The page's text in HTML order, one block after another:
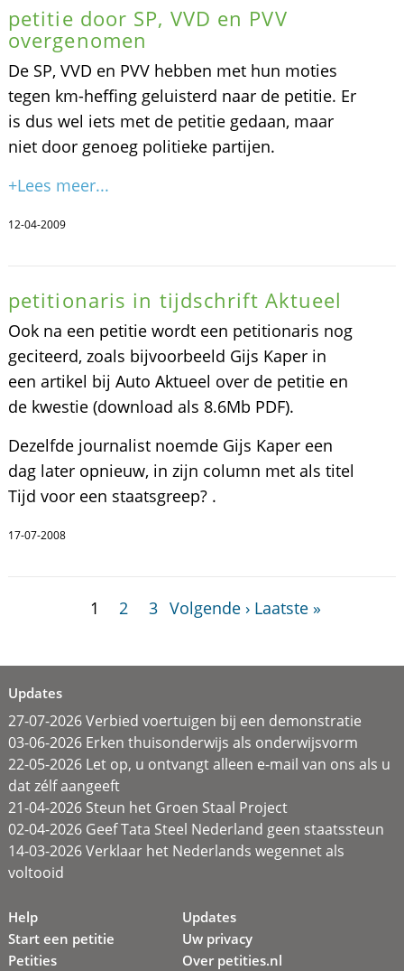
petitie door SP, VVD en PVV
overgenomen
De SP, VVD en PVV hebben met hun moties
tegen km-heffing geluisterd naar de petitie. Er
is dus wel iets met de petitie gedaan, maar
niet door genoeg politieke partijen.
+Lees meer...
12-04-2009
petitionaris in tijdschrift Aktueel
Ook na een petitie wordt een petitionaris nog
geciteerd, zoals bijvoorbeeld Gijs Kaper in
een artikel bij Auto Aktueel over de petitie en
de kwestie (download als 8.6Mb PDF).
Dezelfde journalist noemde Gijs Kaper een
dag later opnieuw, in zijn column met als titel
Tijd voor een staatsgreep? .
17-07-2008
1 2 3 Volgende › Laatste »
Updates
27-07-2026 Verbied voertuigen bij een demonstratie
03-06-2026 Erken thuisonderwijs als onderwijsvorm
22-05-2026 Let op, u ontvangt alleen e-mail van ons als u
dat zélf aangeeft
21-04-2026 Steun het Groen Staal Project
02-04-2026 Geef Tata Steel Nederland geen staatssteun
14-03-2026 Verklaar het Nederlands wegennet als
voltooid
Help
Start een petitie
Petities
Updates
Uw privacy
Over petities.nl